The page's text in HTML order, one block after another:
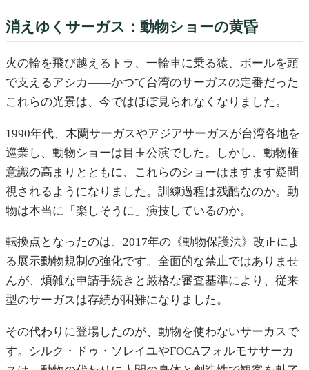
消えゆくサーガス：動物ショーの黄昏
火の輪を飛び越えるトラ、一輪車に乗る猿、ボールを頭
で支えるアシカ——かつて台湾のサーガスの定番だった
これらの光景は、今ではほぼ見られなくなりました。
1990年代、木蘭サーガスやアジアサーガスが台湾各地を
巡業し、動物ショーは目玉公演でした。しかし、動物権
意識の高まりとともに、これらのショーはますます疑問
視されるようになりました。訓練過程は残酷なのか。動
物は本当に「楽しそうに」演技しているのか。
転換点となったのは、2017年の《動物保護法》改正によ
る展示動物規制の強化です。全面的な禁止ではありませ
んが、煩雑な申請手続きと厳格な審査基準により、従来
型のサーガスは存続が困難になりました。
その代わりに登場したのが、動物を使わないサーカスで
す。シルク・ドゥ・ソレイユやFOCAフォルモササーカ